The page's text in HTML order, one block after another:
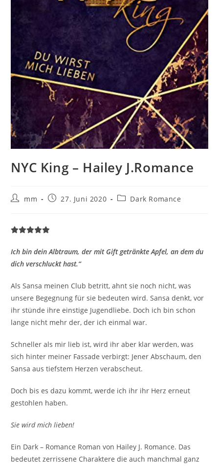
NYC King – Hailey J.Romance
mm 27. Juni 2020 Dark Romance
Ich bin dein Albtraum, der mit Gift getränkte Apfel, an dem du
dich verschluckt hast.“
Als Sansa meinen Club betritt, ahnt sie noch nicht, was
unsere Begegnung für sie bedeuten wird. Sansa denkt, vor
ihr stünde ihre einstige Jugendliebe. Doch ich bin schon
lange nicht mehr der, der ich einmal war.
Schneller als mir lieb ist, wird ihr aber klar werden, was
sich hinter meiner Fassade verbirgt: Jener Abschaum, den
Sansa aus tiefstem Herzen verabscheut.
Doch bis es dazu kommt, werde ich ihr ihr Herz erneut
gestohlen haben.
Sie wird mich lieben!
Ein Dark – Romance Roman von Hailey J. Romance. Das
bedeutet zerrissene Charaktere die auch manchmal ganz